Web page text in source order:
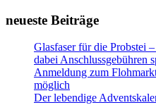
neueste Beiträge
Glasfaser für die Probstei
dabei Anschlussgebühren
Anmeldung zum
möglich
Der lebendige